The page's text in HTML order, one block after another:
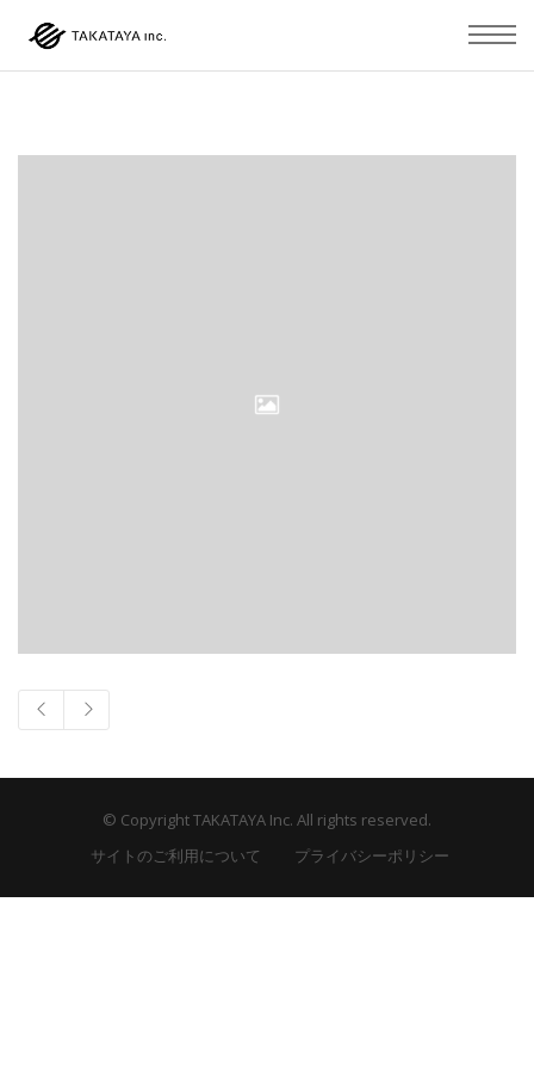
© Copyright TAKATAYA Inc. All rights reserved.
サイトのご利用について
プライバシーポリシー